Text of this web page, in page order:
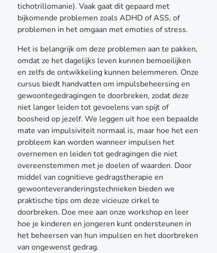
tichotrillomanie). Vaak gaat dit gepaard met
bijkomende problemen zoals ADHD of ASS, of
problemen in het omgaan met emoties of stress.
Het is belangrijk om deze problemen aan te pakken,
omdat ze het dagelijks leven kunnen bemoeilijken
en zelfs de ontwikkeling kunnen belemmeren. Onze
cursus biedt handvatten om impulsbeheersing en
gewoontegedragingen te doorbreken, zodat deze
niet langer leiden tot gevoelens van spijt of
boosheid op jezelf. We leggen uit hoe een bepaalde
mate van impulsiviteit normaal is, maar hoe het een
probleem kan worden wanneer impulsen het
overnemen en leiden tot gedragingen die niet
overeenstemmen met je doelen of waarden. Door
middel van cognitieve gedragstherapie en
gewoonteveranderingstechnieken bieden we
praktische tips om deze vicieuze cirkel te
doorbreken. Doe mee aan onze workshop en leer
hoe je kinderen en jongeren kunt ondersteunen in
het beheersen van hun impulsen en het doorbreken
van ongewenst gedrag.